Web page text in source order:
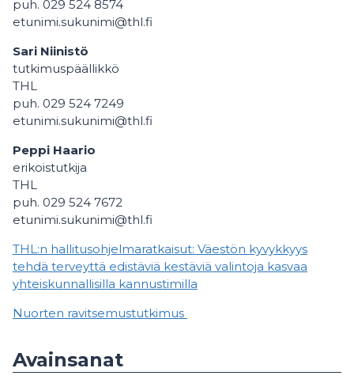
puh. 029 524 8574
etunimi.sukunimi@thl.fi
Sari Niinistö
tutkimuspäällikkö
THL
puh. 029 524 7249
etunimi.sukunimi@thl.fi
Peppi Haario
erikoistutkija
THL
puh. 029 524 7672
etunimi.sukunimi@thl.fi
THL:n hallitusohjelmaratkaisut: Väestön kyvykkyys
tehdä terveyttä edistäviä kestäviä valintoja kasvaa
yhteiskunnallisilla kannustimilla
Nuorten ravitsemustutkimus
Avainsanat